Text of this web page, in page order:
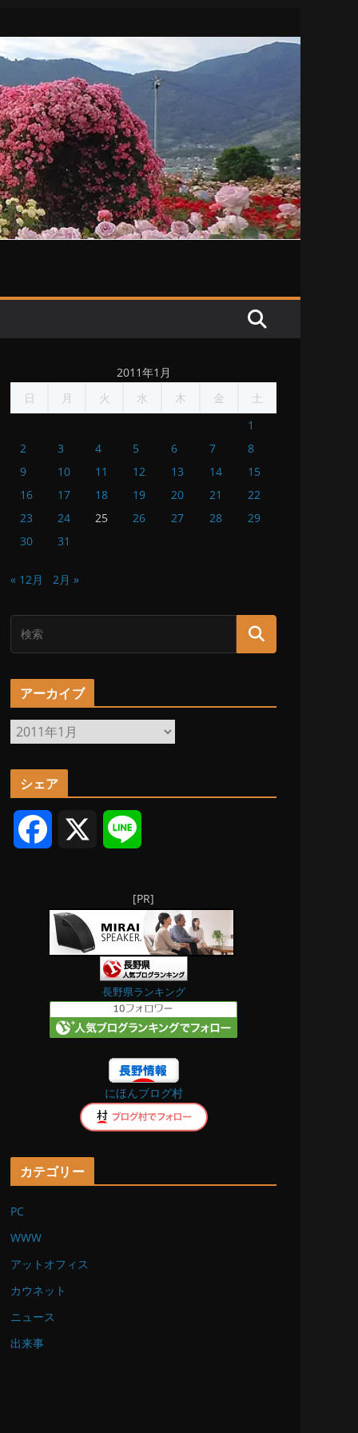
2011年1月
日
月 火 水 木 金
土
1
2
3 4 5 6 7
8
9
10 11 12 13 14
15
16
17 18 19 20 21
22
23
24 25 26 27 28
29
30
31
« 12月 2月 »
アーカイブ
ア
ー
カ
ブ
シェア
c
e
o
n
e
[PR]
長野県ランキング
にほんブログ村
カテゴリー
PC
WWW
アットオフィス
カウネット
ニュース
出来事